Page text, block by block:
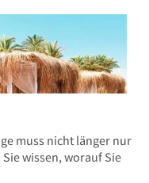
muss nicht länger nur
wissen, worauf Sie